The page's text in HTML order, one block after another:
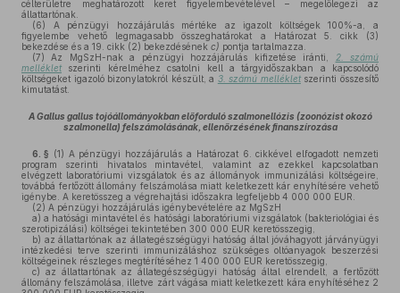
célterületre meghatározott keret figyelembevételével – megelőlegezi az
állattartónak.
(6) A pénzügyi hozzájárulás mértéke az igazolt költségek 100%-a, a
figyelembe vehető legmagasabb összeghatárokat a Határozat 5. cikk (3)
bekezdése és a 19. cikk (2) bekezdésének c) pontja tartalmazza.
(7) Az MgSzH-nak a pénzügyi hozzájárulás kifizetése iránti,
2. számú
mellékletszerinti kérelméhez csatolni kell a tárgyidőszakban a kapcsolódó
költségeket igazoló bizonylatokról készült, a 3. számú mellékletszerinti összesítő
kimutatást.
A Gallus gallus tojóállományokban előforduló szalmonellózis (zoonózist okozó
szalmonella) felszámolásának, ellenőrzésének finanszírozása
6. § (1) A pénzügyi hozzájárulás a Határozat 6. cikkével elfogadott nemzeti
program szerinti hivatalos mintavétel, valamint az ezekkel kapcsolatban
elvégzett laboratóriumi vizsgálatok és az állományok immunizálási költségeire,
továbbá fertőzött állomány felszámolása miatt keletkezett kár enyhítésére vehető
igénybe. A keretösszeg a végrehajtási időszakra legfeljebb 4 000 000 EUR.
(2) A pénzügyi hozzájárulás igénybevételére az MgSzH
a) a hatósági mintavétel és hatósági laboratóriumi vizsgálatok (bakteriológiai és
szerotipizálási) költségei tekintetében 300 000 EUR keretösszegig,
b) az állattartónak az állategészségügyi hatóság által jóváhagyott járványügyi
intézkedési terve szerinti immunizáláshoz szükséges oltóanyagok beszerzési
költségeinek részleges megtérítéséhez 1 400 000 EUR keretösszegig,
c) az állattartónak az állategészségügyi hatóság által elrendelt, a fertőzött
állomány felszámolása, illetve zárt vágása miatt keletkezett kára enyhítéséhez 2